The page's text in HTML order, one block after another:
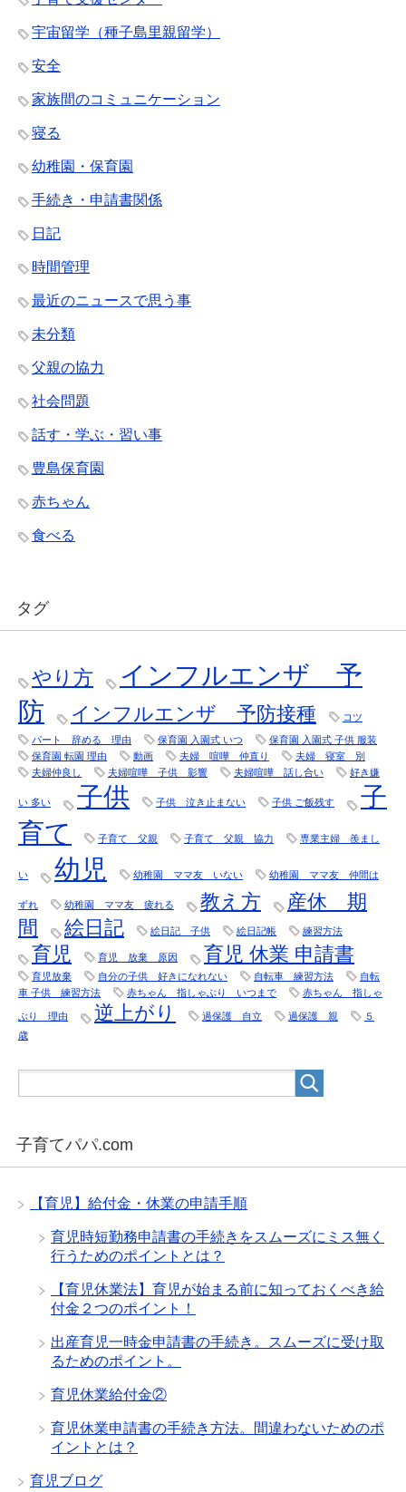
宇宙留学（種子島里親留学）
安全
家族間のコミュニケーション
寝る
幼稚園・保育園
手続き・申請書関係
日記
時間管理
最近のニュースで思う事
未分類
父親の協力
社会問題
話す・学ぶ・習い事
豊島保育園
赤ちゃん
食べる
タグ
やり方
インフルエンザ 予
防
インフルエンザ 予防接種 コツ
パート 辞める 理由 保育園 入園式 いつ
保育園 入園式 子供 服装
保育園 転園 理由
動画 夫婦 喧嘩 仲直り
夫婦 寝室 別
夫婦仲良し
夫婦喧嘩 子供 影響 夫婦喧嘩 話し合い 好き嫌
い 多い 子供 子供 泣き止まない 子供 ご飯残す
子
育て
子育て 父親 子育て 父親 協力 専業主婦 羨まし
い 幼児 幼稚園 ママ友 いない 幼稚園 ママ友 仲間は
ずれ 幼稚園 ママ友 疲れる 教え方
産休 期
間
絵日記 絵日記 子供 絵日記帳 練習方法
育児 育児 放棄 原因 育児 休業 申請書
育児放棄 自分の子供 好きになれない 自転車 練習方法
自転
車 子供 練習方法
赤ちゃん 指しゃぶり いつまで 赤ちゃん 指しゃ
ぶり 理由 逆上がり 過保護 自立 過保護 親
５
歳
子育てパパ.com
【育児】給付金・休業の申請手順
育児時短勤務申請書の手続きをスムーズにミス無く
行うためのポイントとは？
【育児休業法】育児が始まる前に知っておくべき給
付金２つのポイント！
出産育児一時金申請書の手続き。スムーズに受け取
るためのポイント。
育児休業給付金②
育児休業申請書の手続き方法。間違わないためのポ
イントとは？
育児ブログ